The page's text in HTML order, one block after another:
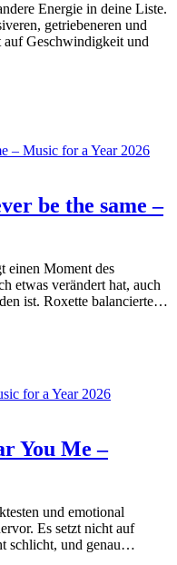
Energie in deine Liste.
getriebeneren und
Geschwindigkeit und
– Music for a Year 2026
be the same –
einen Moment des
etwas verändert hat, auch
ist. Roxette balancierte…
for a Year 2026
You Me –
und emotional
Es setzt nicht auf
schlicht, und genau…